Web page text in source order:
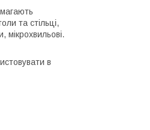
та стільці,
мікрохвильові.
в